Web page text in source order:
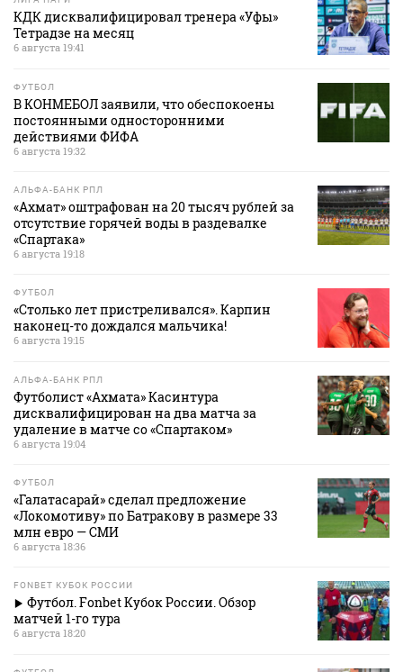
КДК дисквалифицировал тренера «Уфы»
Тетрадзе на месяц
6 августа 19:41
ФУТБОЛ
В КОНМЕБОЛ заявили, что обеспокоены
постоянными односторонними
действиями ФИФА
6 августа 19:32
АЛЬФА-БАНК РПЛ
«Ахмат» оштрафован на 20 тысяч рублей за
отсутствие горячей воды в раздевалке
«Спартака»
6 августа 19:18
ФУТБОЛ
«Столько лет пристреливался». Карпин
наконец-то дождался мальчика!
6 августа 19:15
АЛЬФА-БАНК РПЛ
Футболист «Ахмата» Касинтура
дисквалифицирован на два матча за
удаление в матче со «Спартаком»
6 августа 19:04
ФУТБОЛ
«Галатасарай» сделал предложение
«Локомотиву» по Батракову в размере 33
млн евро — СМИ
6 августа 18:36
FONBET КУБОК РОССИИ
Футбол. Fonbet Кубок России. Обзор
матчей 1-го тура
6 августа 18:20